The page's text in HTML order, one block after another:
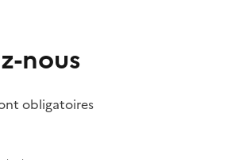
nous
obligatoires